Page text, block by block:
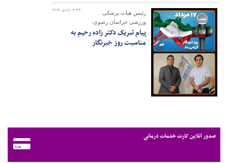
۱۴۰۴-۰۵-۱۸ ۰۶:۳۳
رئیس هیات پزشکی
ورزشی خراسان رضوی:
پیام تبریک دکتر زاده رحیم به
مناسبت روز خبرنگار
صدور آنلاین کارت خدمات درمانی